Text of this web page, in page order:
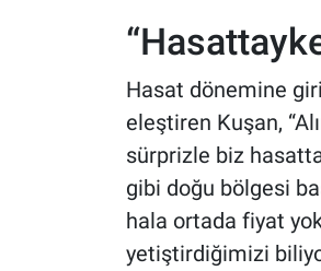
Hasat dönemine
eleştiren Kuşan,
sürprizle biz
gibi doğu bölgesi
hala ortada fiyat
yetiştirdiğimizi